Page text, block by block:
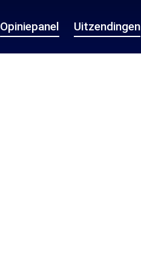
Opiniepanel Uitzendingen